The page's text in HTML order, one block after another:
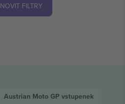
FILTRY
Austrian Moto GP vstupenek